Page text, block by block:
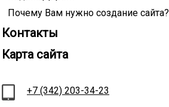
Почему Вам нужно создание сайта?
Контакты
Карта сайта
+7 (342) 203-34-23